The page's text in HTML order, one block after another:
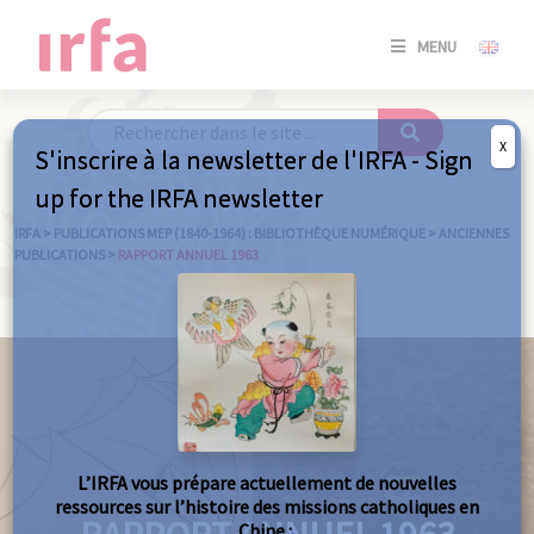
MENU
SE
/
IRFA > PUBLICATIONS MEP (1840-1964) : BIBLIOTHÈQUE NUMÉRIQUE > ANCIENNES
PUBLICATIONS > RAPPORT ANNUEL 1963
S'inscrire à la newsletter de l'IRFA - Sign
up for the IRFA newsletter
L’IRFA vous prépare actuellement de nouvelles
ressources sur l’histoire des missions catholiques en
X